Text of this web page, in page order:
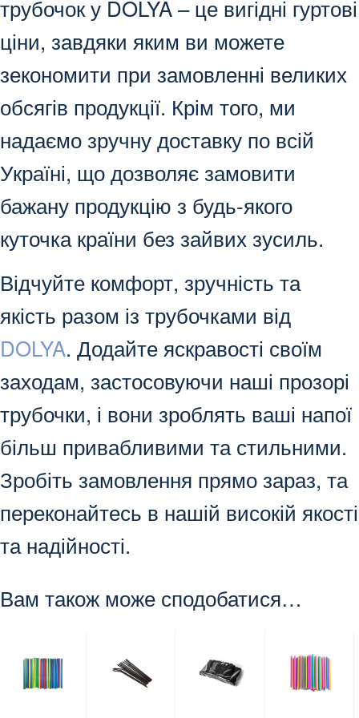
трубочок у DOLYA – це вигідні гуртові
ціни, завдяки яким ви можете
зекономити при замовленні великих
обсягів продукції. Крім того, ми
надаємо зручну доставку по всій
Україні, що дозволяє замовити
бажану продукцію з будь-якого
куточка країни без зайвих зусиль.
Відчуйте комфорт, зручність та
якість разом із трубочками від
DOLYA. Додайте яскравості своїм
заходам, застосовуючи наші прозорі
трубочки, і вони зроблять ваші напої
більш привабливими та стильними.
Зробіть замовлення прямо зараз, та
переконайтесь в нашій високій якості
та надійності.
Вам також може сподобатися…